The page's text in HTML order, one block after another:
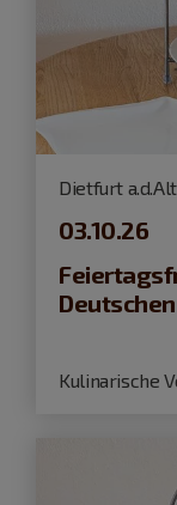
Dietfurt
03.10.26
Kulinarische